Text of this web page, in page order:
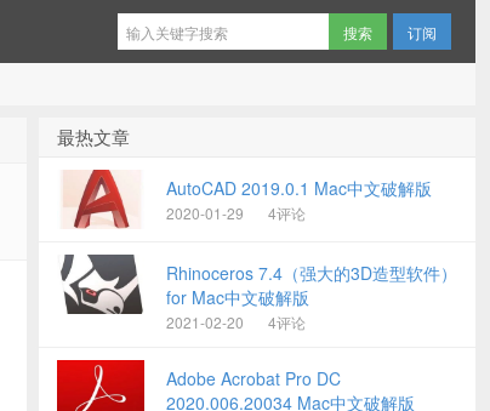
订阅
最热文章
AutoCAD 2019.0.1 Mac中文破解版
2020-01-29 4评论
Rhinoceros 7.4（强大的3D造型软件）
for Mac中文破解版
2021-02-20 4评论
Adobe Acrobat Pro DC
2020.006.20034 Mac中文破解版